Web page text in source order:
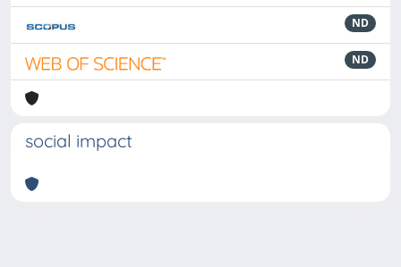
ND
ND
social impact